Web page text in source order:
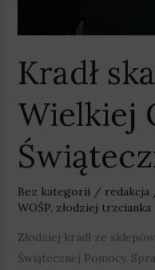
Kradł
Wielkiej
Bez kategorii/ redakcja
WOŚP, złodziej trzcianka
Złodziej kradł ze
Świątecznej Pomocy.